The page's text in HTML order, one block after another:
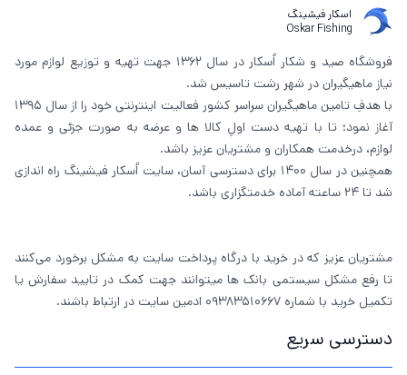
اسکار فیشینگ
Oskar Fishing
فروشگاه صید و شکار اُسکار در سال 1362 جهت تهیه و توزیع لوازم مورد
نیاز ماهیگیران در شهر رشت تاسیس شد.
با هدفِ تامین ماهیگیران سراسر کشور فعالیت اینترنتی خود را از سال 1395
آغاز نمود؛ تا با تهیه دست اولِ کالا ها و عرضه به صورت جزئی و عمده
لوازم، درخدمت همکاران و مشتریان عزیز باشد.
همچنین در سال 1400 برای دسترسی آسان، سایت اُسکار فیشینگ راه اندازی
شد تا 24 ساعته آماده خدمتگزاری باشد.
مشتریان عزیز که در خرید با درگاه پرداخت سایت به مشکل برخورد می‌کنند
تا رفع مشکل سیستمی بانک ها میتوانند جهت کمک در تایید سفارش یا
تکمیل خرید با شماره 09383510667 ادمین سایت در ارتباط باشند.
دسترسی سریع